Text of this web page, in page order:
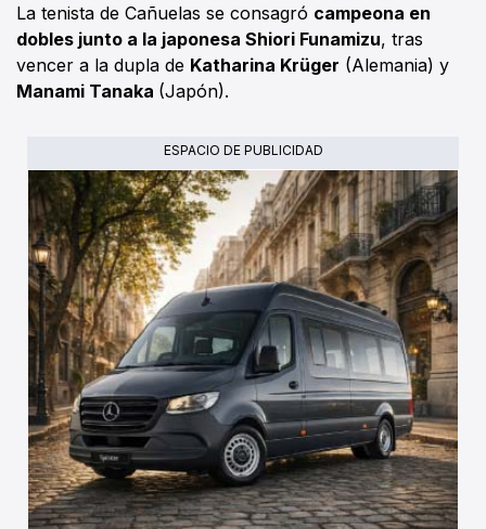
La tenista de Cañuelas se consagró campeona en
dobles junto a la japonesa Shiori Funamizu, tras
vencer a la dupla de Katharina Krüger (Alemania) y
Manami Tanaka (Japón).
ESPACIO DE PUBLICIDAD